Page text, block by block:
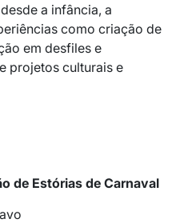
a infância, a
como criação de
em desfiles e
projetos culturais e
de Estórias de Carnaval